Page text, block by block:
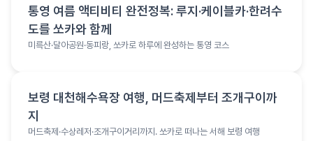
여행 정보
통영 여름 액티비티 완전정복: 루지·케이블카·한려수
도를 쏘카와 함께
미륵산·달아공원·동피랑, 쏘카로 하루에 완성하는 통영 코스
여행 정보
보령 대천해수욕장 여행, 머드축제부터 조개구이까
지
머드축제·수상레저·조개구이거리까지. 쏘카로 떠나는 서해 보령 여행